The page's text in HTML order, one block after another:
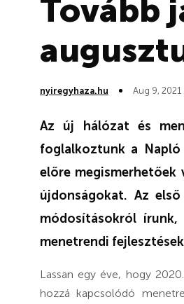
Tovább
nyiregyhaza.hu Aug 9, 2021
Az új hálózat és
foglalkoztunk a Napló
előre
újdonságokat. Az
módosításokról
menetrendi
Lassan egy éve, hogy
hozzá kapcsolódó